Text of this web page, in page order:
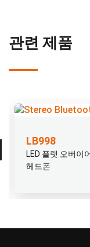
관련 제품
LB998
LED 플랫 오버이
헤드폰